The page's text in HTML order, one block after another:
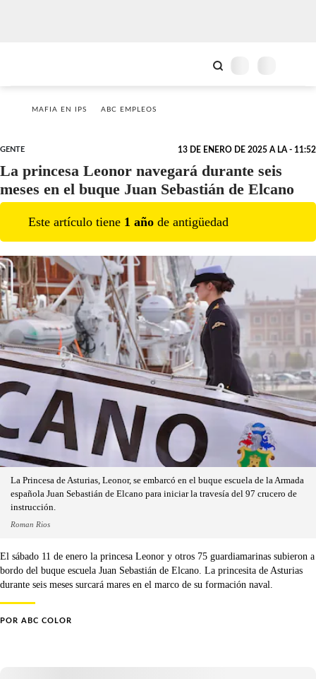
MAFIA EN IPS ABC EMPLEOS
GENTE 13 DE ENERO DE 2025 A LA - 11:52
La princesa Leonor navegará durante seis
meses en el buque Juan Sebastián de Elcano
Este artículo tiene 1 año de antigüedad
La Princesa de Asturias, Leonor, se embarcó en el buque escuela de la Armada
española Juan Sebastián de Elcano para iniciar la travesía del 97 crucero de
instrucción.
Roman Rios
El sábado 11 de enero la princesa Leonor y otros 75 guardiamarinas subieron a
bordo del buque escuela Juan Sebastián de Elcano. La princesita de Asturias
durante seis meses surcará mares en el marco de su formación naval.
POR ABC COLOR